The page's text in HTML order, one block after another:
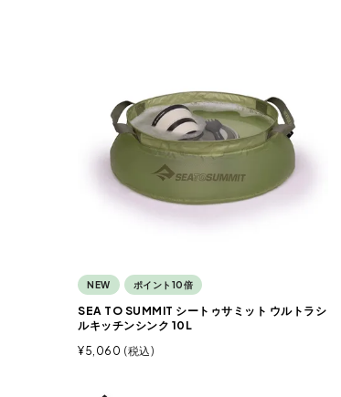
NEW ポイント10倍
SEA TO SUMMIT シートゥサミット ウルトラシ
ルキッチンシンク 10L
¥5,060 税込